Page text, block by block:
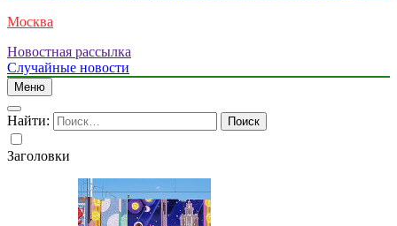
Москва
Новостная рассылка
Случайные новости
Меню
Найти:
Заголовки